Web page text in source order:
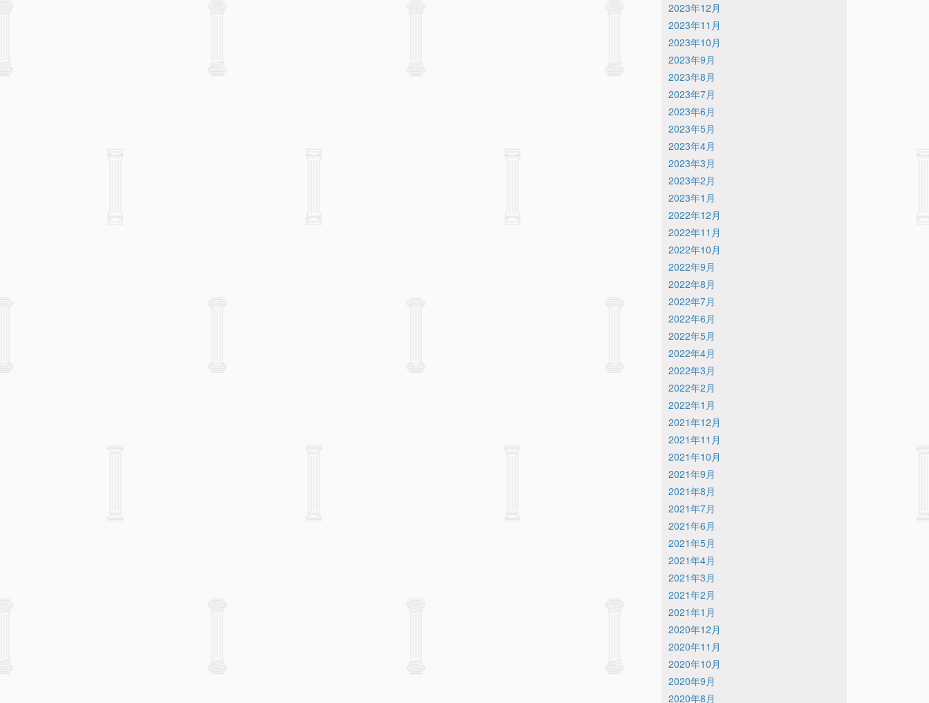
2023年12月
2023年11月
2023年10月
2023年9月
2023年8月
2023年7月
2023年6月
2023年5月
2023年4月
2023年3月
2023年2月
2023年1月
2022年12月
2022年11月
2022年10月
2022年9月
2022年8月
2022年7月
2022年6月
2022年5月
2022年4月
2022年3月
2022年2月
2022年1月
2021年12月
2021年11月
2021年10月
2021年9月
2021年8月
2021年7月
2021年6月
2021年5月
2021年4月
2021年3月
2021年2月
2021年1月
2020年12月
2020年11月
2020年10月
2020年9月
2020年8月